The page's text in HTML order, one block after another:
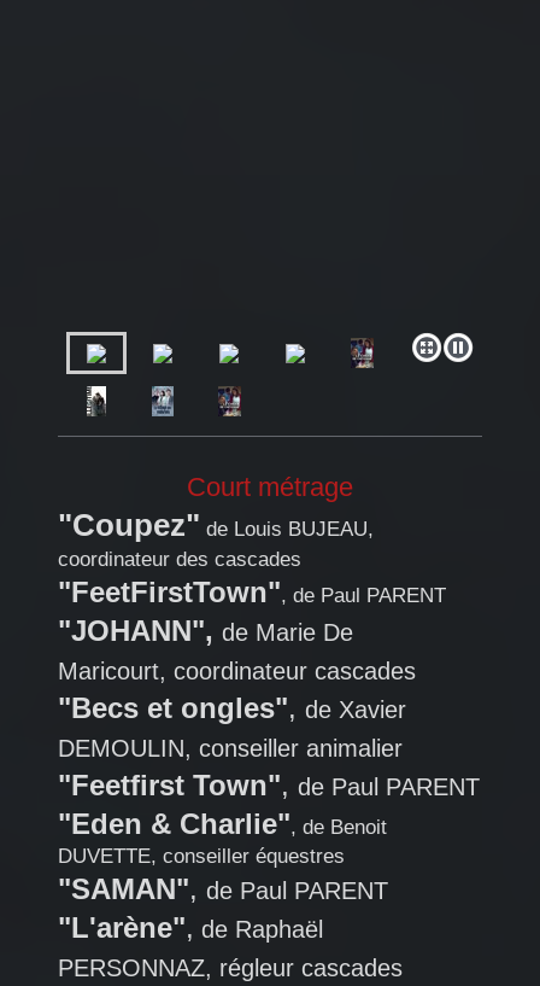
Court métrage
"Coupez" de Louis BUJEAU,
coordinateur des cascades
"FeetFirstTown", de Paul PARENT
"JOHANN", de Marie De
Maricourt, coordinateur cascades
"Becs et ongles", de Xavier
DEMOULIN, conseiller animalier
"Feetfirst Town", de Paul PARENT
"Eden & Charlie", de Benoit
DUVETTE, conseiller équestres
"SAMAN", de Paul PARENT
"L'arène", de Raphaël
PERSONNAZ, régleur cascades